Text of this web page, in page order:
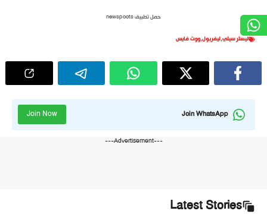
حمل تطبيق newspoots
ليستر سيتي,ليفربول,ووت فايس
Join WhatsApp
Join Now
---Advertisement---
Latest Stories